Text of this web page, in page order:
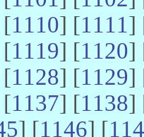
1110] [1111]
1119] [1120]
1128] [1129]
1137] [1138]
] [1146] [